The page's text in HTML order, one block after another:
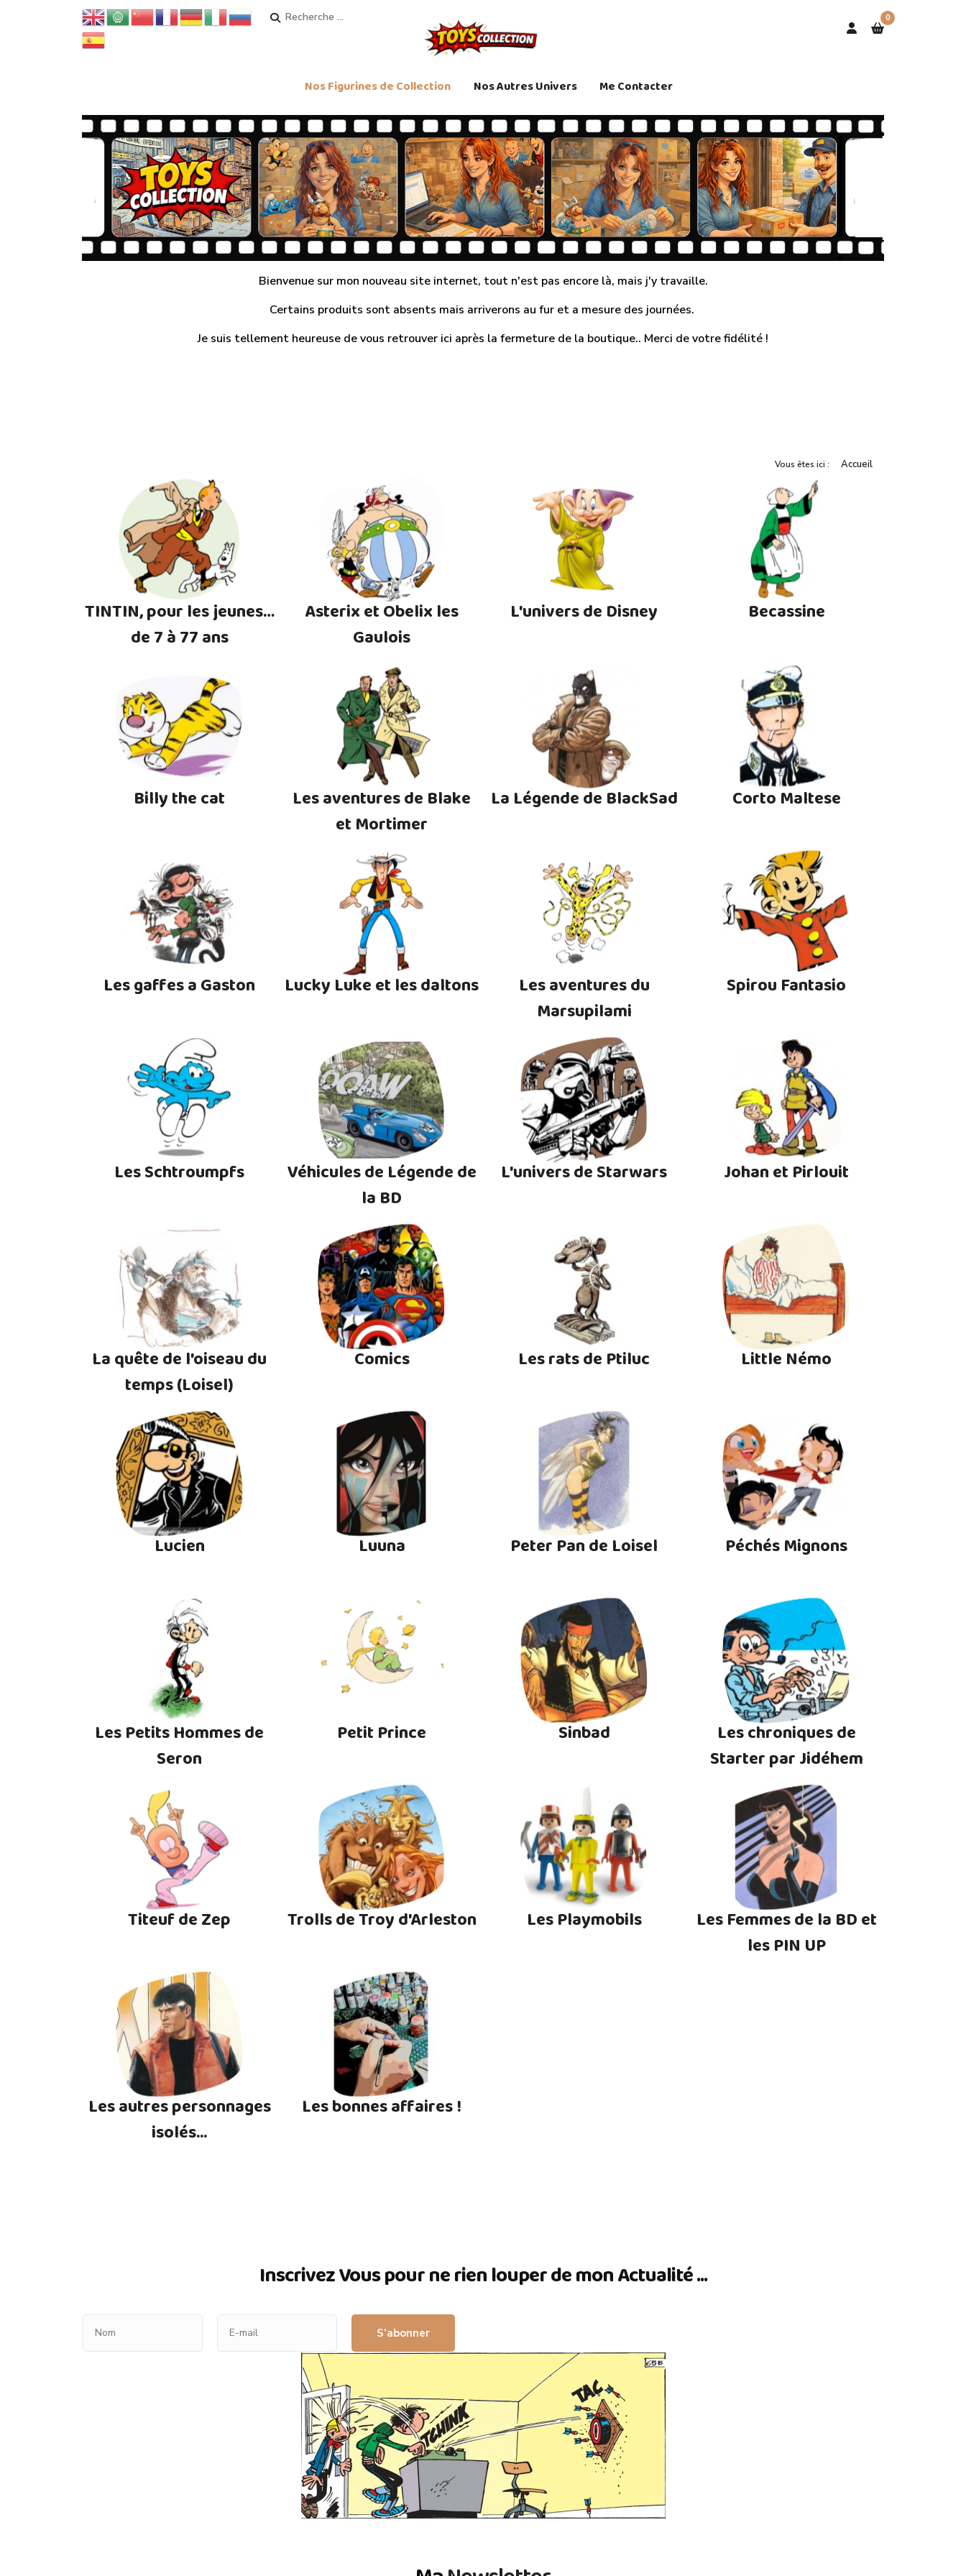
Rechercher 0
Nos Figurines de Collection Nos Autres Univers Me Contacter
Bienvenue sur mon nouveau site internet, tout n'est pas encore là, mais j'y travaille.
Certains produits sont absents mais arriverons au fur et a mesure des journées.
Je suis tellement heureuse de vous retrouver ici après la fermeture de la boutique.. Merci de votre fidélité !
Vous êtes ici : Accueil
TINTIN, pour les jeunes…
de 7 à 77 ans
Asterix et Obelix les
Gaulois
L'univers de Disney Becassine
Billy the cat
Les aventures de Blake
et Mortimer
La Légende de BlackSad Corto Maltese
Les gaffes a Gaston Lucky Luke et les daltons
Les aventures du
Marsupilami
Spirou Fantasio
Les Schtroumpfs
Véhicules de Légende de
la BD
L'univers de Starwars Johan et Pirlouit
La quête de l'oiseau du
temps (Loisel)
Comics Les rats de Ptiluc Little Némo
Lucien Luuna Peter Pan de Loisel Péchés Mignons
Les Petits Hommes de
Seron
Petit Prince Sinbad
Les chroniques de
Starter par Jidéhem
Titeuf de Zep Trolls de Troy d'Arleston Les Playmobils
Les Femmes de la BD et
les PIN UP
Les autres personnages
isolés...
Les bonnes affaires !
Inscrivez Vous pour ne rien louper de mon Actualité ...
S’abonner